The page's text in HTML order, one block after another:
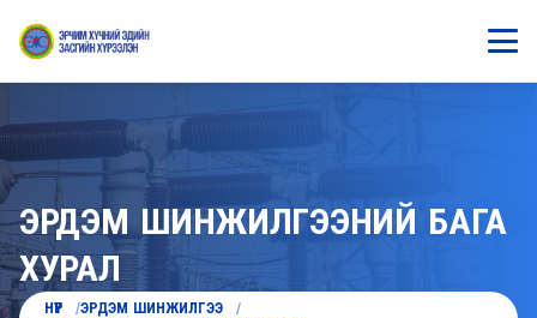
ЭРДЭМ ШИНЖИЛГЭЭНИЙ БАГА
ХУРАЛ
НҮҮР
ЭРДЭМ ШИНЖИЛГЭЭ